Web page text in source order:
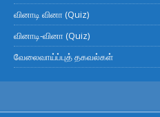
வினாடி வினா (Quiz)
வினாடி-வினா (Quiz)
வேலைவாய்ப்புத் தகவல்கள்